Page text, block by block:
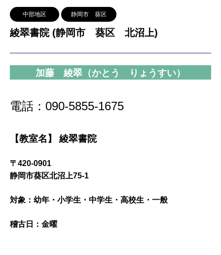
中部地区 静岡市 葵区
綾翠書院 (静岡市 葵区 北沼上)
加藤 綾翠（かとう りょうすい）
電話：090-5855-1675
【教室名】 綾翠書院
〒420-0901
静岡市葵区北沼上75-1
対象：幼年・小学生・中学生・高校生・一般
稽古日：金曜